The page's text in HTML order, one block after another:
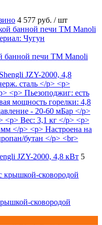
4 577 руб. / шт
банной печи ТМ Manoli
JZY-2000, 4,8 кВт 5
сковородой